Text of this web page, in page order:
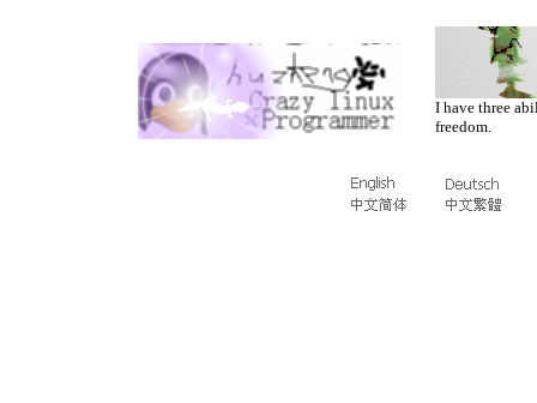
I have three
freedom.